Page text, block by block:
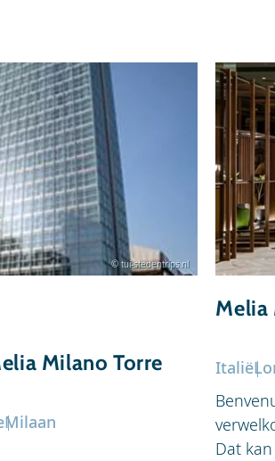
© tui-stedentrips.nl
Milano Torre
Milaan
Melia
Italië
Dat